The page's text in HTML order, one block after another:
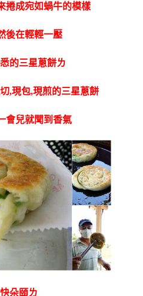
捲成宛如蝸牛的模樣
後在輕輕一壓
的三星蔥餅ㄌ
,現包,現煎的三星蔥餅
會兒就聞到香氣
朵頤ㄌ